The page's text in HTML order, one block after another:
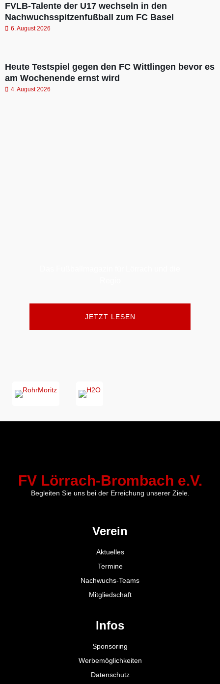
FVLB-Talente der U17 wechseln in den
Nachwuchsspitzenfußball zum FC Basel
6. August 2026
Heute Testspiel gegen den FC Wittlingen bevor es
am Wochenende ernst wird
4. August 2026
JETZT LESEN
FV Lörrach-Brombach e.V.
Begleiten Sie uns bei der Erreichung unserer Ziele.
Verein
Aktuelles
Termine
Nachwuchs-Teams
Mitgliedschaft
Infos
Sponsoring
Werbemöglichkeiten
Datenschutz